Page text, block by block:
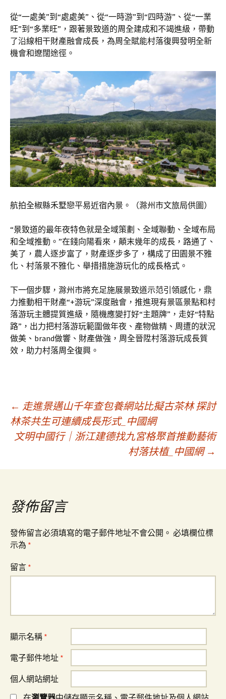
從“一處美”到“處處美”、從“一時游”到“四時游”、從“一業
旺”到“多業旺”，跟著景致道的周全建成和不竭進級，帶動
了沿線相干財產融會成長，為周全賦能村落復興發明全新
機會和遼闊途徑。
航拍全椒縣禾墅戀平易近宿內景。（滁州市文旅局供圖）
“景致道的最年夜特色就是全域策劃、全域聯動、全域布局
和全域推動。”在錢向陽看來，顛末幾年的成長，路通了、
美了，農人逐步富了，財產逐步多了，構成了田園景不雅
化、村落景不雅化、舉措措施游玩化的成長格式。
下一個步驟，滁州市將充足施展景致道示范引領感化，鼎
力推動相干財產“+游玩”深度融會，推進現有景區景點和村
落游玩主體提質進級，隨機應變打好“主題牌”，走好“特點
路”，出力把村落游玩範圍做年夜、產物做精、周遭的狀況
做美、brand做響、財產做強，周全晉陞村落游玩成長質
效，助力村落周全復興。
文
章
導
覽
← 走進景邁山千年查包養網站比擬古茶林 探討
林茶共生可連續成長形式_中國網
文明中國行｜浙江建德找九宮格聚首推動藝術
村落扶植_中國網 →
發佈留言
發佈留言必須填寫的電子郵件地址不會公開。 必填欄位標
示為 *
留言 *
顯示名稱 *
電子郵件地址 *
個人網站網址